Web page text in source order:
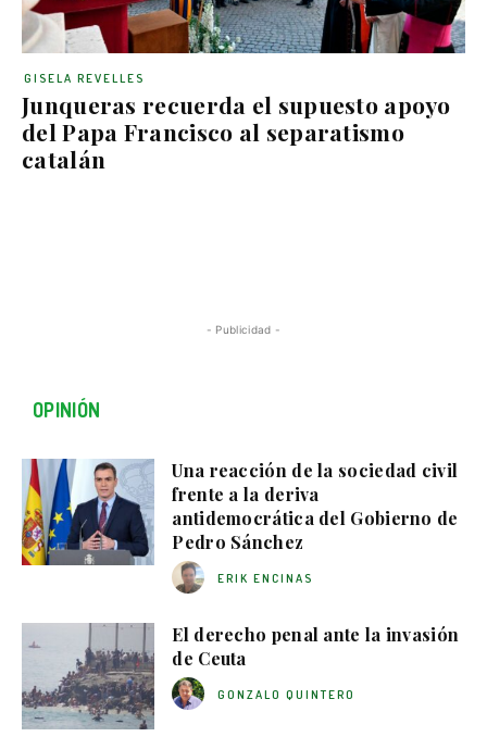
Junqueras recuerda el supuesto apoyo
del Papa Francisco al separatismo
catalán
GISELA REVELLES
- Publicidad -
OPINIÓN
Una reacción de la sociedad civil
frente a la deriva
antidemocrática del Gobierno de
Pedro Sánchez
ERIK ENCINAS
El derecho penal ante la invasión
de Ceuta
GONZALO QUINTERO